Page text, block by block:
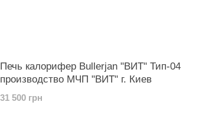
Печь калорифер Bullerjan "ВИТ" Тип-04
производство МЧП "ВИТ" г. Киев
31 500 грн